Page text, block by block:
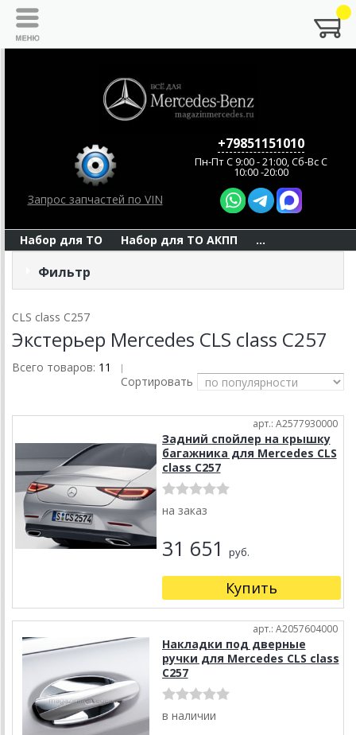
Запрос запчастей по VIN
+79851151010
Пн-Пт C 9:00 - 21:00, Сб-Вс С
10:00 -20:00
Набор для ТО Набор для ТО АКПП ...
Фильтр
CLS class C257
Экстерьер Mercedes CLS class C257
Всего товаров: 11 |
Сортировать
арт.: A2577930000
Задний спойлер на крышку
багажника для Mercedes CLS
class C257
на заказ
31 651 руб.
Купить
арт.: A2057604000
Накладки под дверные
ручки для Mercedes CLS class
C257
в наличии